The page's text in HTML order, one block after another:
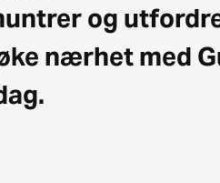
og
nærhet med